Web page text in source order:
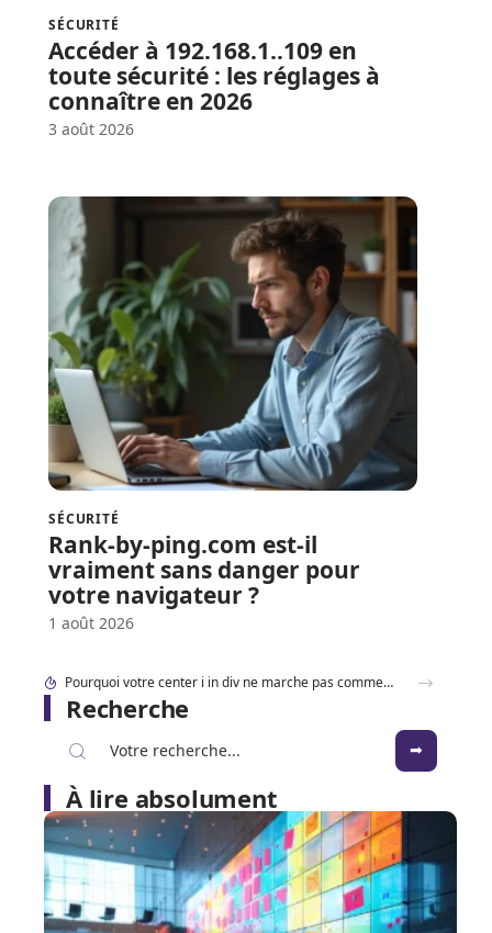
SÉCURITÉ
Accéder à 192.168.1..109 en
toute sécurité : les réglages à
connaître en 2026
3 août 2026
SÉCURITÉ
Rank-by-ping.com est-il
vraiment sans danger pour
votre navigateur ?
1 août 2026
Accéder à 192.168.1..109 en toute sécurité : les réglages à connaître en 2026
Recherche
À lire absolument